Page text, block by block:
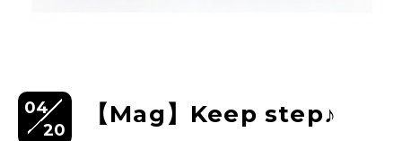
04
20
【Mag】Keep step♪